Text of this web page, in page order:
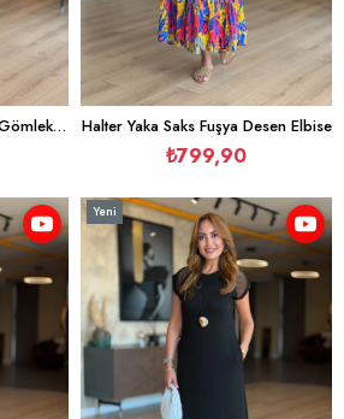
Siyah Desenli Eteği Renkli Gömlek Elbise Halter Yaka Saks Fuşya Desen Elbise
₺799,90
Yeni
Ürün